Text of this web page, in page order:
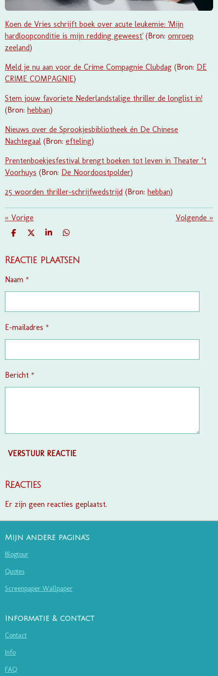
Koen de Vries schrijft boek over acute leukemie: 'Mijn
hardloopconditie is mijn redding geweest'(Bron: omroep
zeeland)
Meld je nu aan voor de Crime Compagnie Clubdag (Bron: DE
CRIME COMPAGNIE)
Stem jouw favoriete Nederlandstalige thriller de longlist in!
(Bron: hebban)
Nieuws over de Sprookjesbibliotheek én De Chinese
Nachtegaal (Bron: efteling)
Prentenboekjesfestival brengt boeken tot leven in Theater ’t
Voorhuys (Bron: De Noordoostpolder)
25 woorden thriller-schrijfwedstrijd (Bron: hebban)
« Vorige Volgende »
D
E
D
L
S
R
D
E
Reactie plaatsen
Naam *
E-mailadres *
Bericht *
VERSTUUR REACTIE
Reacties
Er zijn geen reacties geplaatst.
Mijn andere pagina's
Blogtour
Quotes
Screenpaper Wallpaper
Informatie & contact
Contact
Info
FAQ